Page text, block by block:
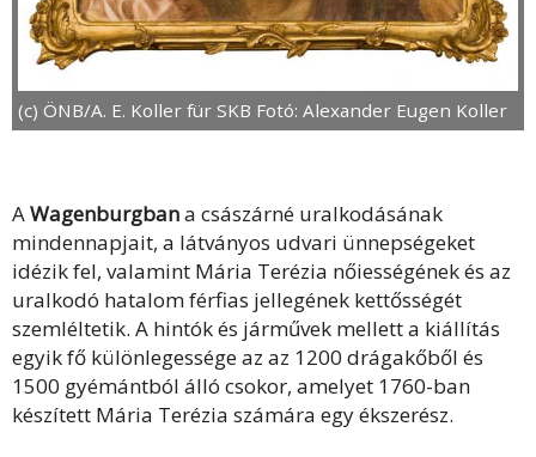
(c) ÖNB/A. E. Koller für SKB Fotó: Alexander Eugen Koller
AWagenburgbana császárné uralkodásának
mindennapjait, a látványos udvari ünnepségeket
idézik fel, valamint Mária Terézia nőiességének és az
uralkodó hatalom férfias jellegének kettősségét
szemléltetik. A hintók és járművek mellett a kiállítás
egyik fő különlegessége az az 1200 drágakőből és
1500 gyémántból álló csokor, amelyet 1760-ban
készített Mária Terézia számára egy ékszerész.